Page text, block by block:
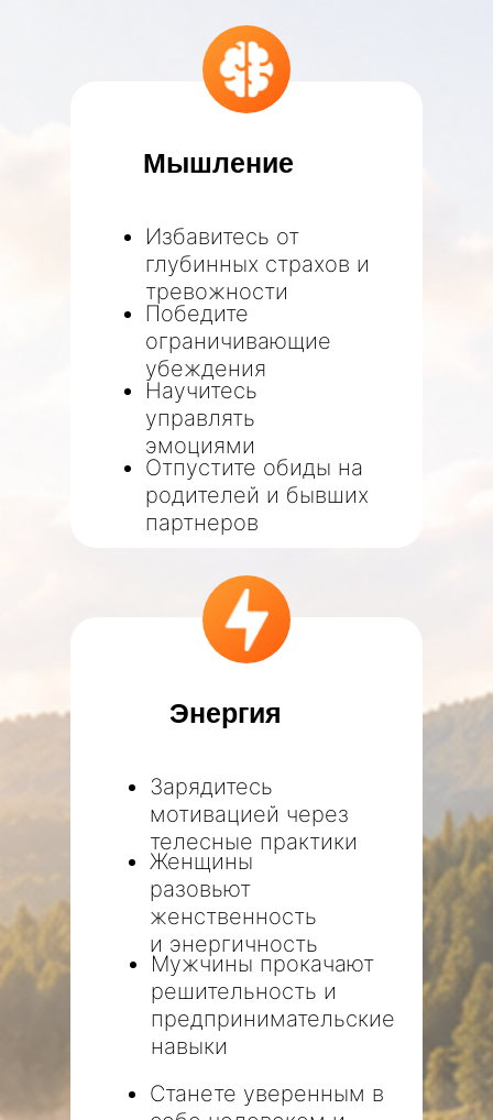
Мышление
Энергия
Избавитесь от
глубинных страхов и
тревожности
Победите
ограничивающие
убеждения
Отпустите обиды на
родителей и бывших
партнеров
Научитесь
управлять
эмоциями
Зарядитесь
мотивацией через
телесные практики
Станете уверенным в
Мужчины прокачают
решительность и
предпринимательские
навыки
Женщины
разовьют
женственность
и энергичность